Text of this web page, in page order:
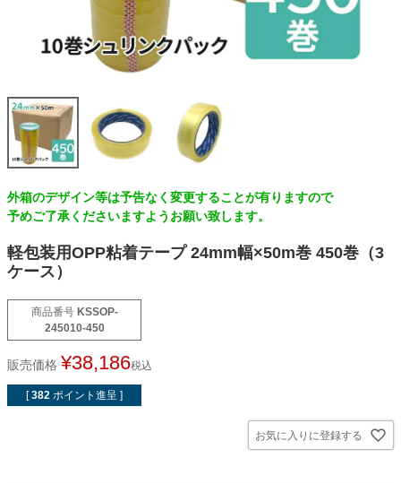
ドリームパックシリーズ
くりぴた浮きウキシリーズ
フック
貼ってはがせるアイテム
ハンドクラフトアイテム
外箱のデザイン等は予告なく変更することが有りますので
予めご了承くださいますようお願い致します。
軽包装用OPP粘着テープ 24mm幅×50m巻 450巻（3
ケース）
商品番号 KSSOP-
245010-450
販売価格 ¥38,186税込
[ 382 ポイント進呈 ]
お気に入りに登録する